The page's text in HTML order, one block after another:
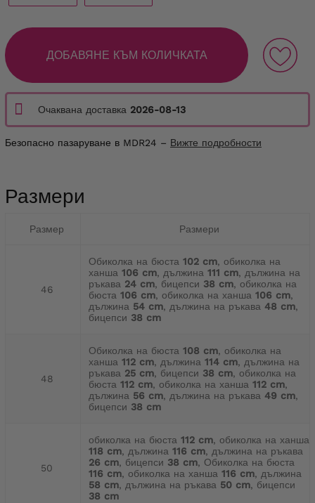
ДОБАВЯНЕ КЪМ КОЛИЧКАТА
Очаквана доставка 2026-08-13
Безопасно пазаруване в MDR24 – Вижте подробности
Размери
Размер Размери
46
Обиколка на бюста 102 cm, обиколка на
ханша 106 cm, дължина 111 cm, дължина на
ръкава 24 cm, бицепси 38 cm, обиколка на
бюста 106 cm, обиколка на ханша 106 cm,
дължина 54 cm, дължина на ръкава 48 cm,
бицепси 38 cm
48
Обиколка на бюста 108 cm, обиколка на
ханша 112 cm, дължина 114 cm, дължина на
ръкава 25 cm, бицепси 38 cm, обиколка на
бюста 112 cm, обиколка на ханша 112 cm,
дължина 56 cm, дължина на ръкава 49 cm,
бицепси 38 cm
50
обиколка на бюста 112 cm, обиколка на ханша
118 cm, дължина 116 cm, дължина на ръкава
26 cm, бицепси 38 cm, Обиколка на бюста
116 cm, обиколка на ханша 116 cm, дължина
58 cm, дължина на ръкава 50 cm, бицепси
38 cm